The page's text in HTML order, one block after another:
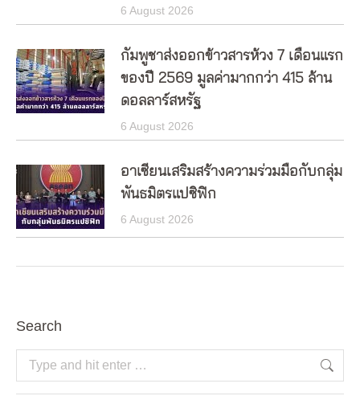
6 August 2026
กัมพูชาส่งออกข้าวสารห้วง 7 เดือนแรก
ของปี 2569 มูลค่ามากกว่า 415 ล้าน
ดอลลาร์สหรัฐ
6 August 2026
อาเซียนเสริมสร้างความร่วมมือกับกลุ่ม
พันธมิตรแปซิฟิก
6 August 2026
Search
Search: